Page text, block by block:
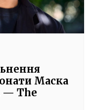
Маска
— The